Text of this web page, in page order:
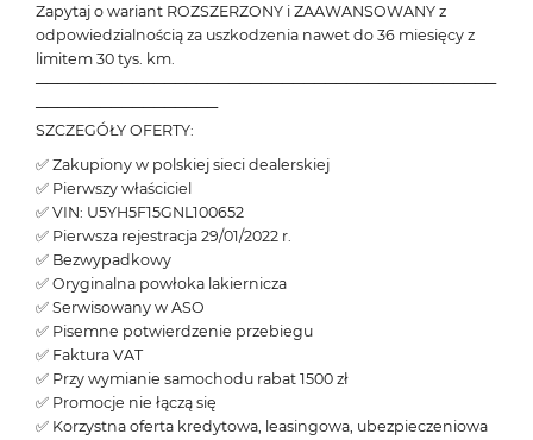
Zapytaj o wariant ROZSZERZONY i ZAAWANSOWANY z
odpowiedzialnością za uszkodzenia nawet do 36 miesięcy z
limitem 30 tys. km.
───────────────────────────────────────────
─────────────────
SZCZEGÓŁY OFERTY:
✅ Zakupiony w polskiej sieci dealerskiej
✅ Pierwszy właściciel
✅ VIN: U5YH5F15GNL100652
✅ Pierwsza rejestracja 29/01/2022 r.
✅ Bezwypadkowy
✅ Oryginalna powłoka lakiernicza
✅ Serwisowany w ASO
✅ Pisemne potwierdzenie przebiegu
✅ Faktura VAT
✅ Przy wymianie samochodu rabat 1500 zł
✅ Promocje nie łączą się
✅ Korzystna oferta kredytowa, leasingowa, ubezpieczeniowa